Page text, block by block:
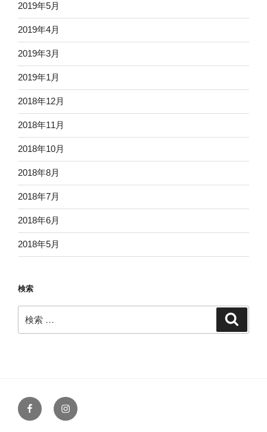
2019年5月
2019年4月
2019年3月
2019年1月
2018年12月
2018年11月
2018年10月
2018年8月
2018年7月
2018年6月
2018年5月
検索
索:
FacebookInstagram